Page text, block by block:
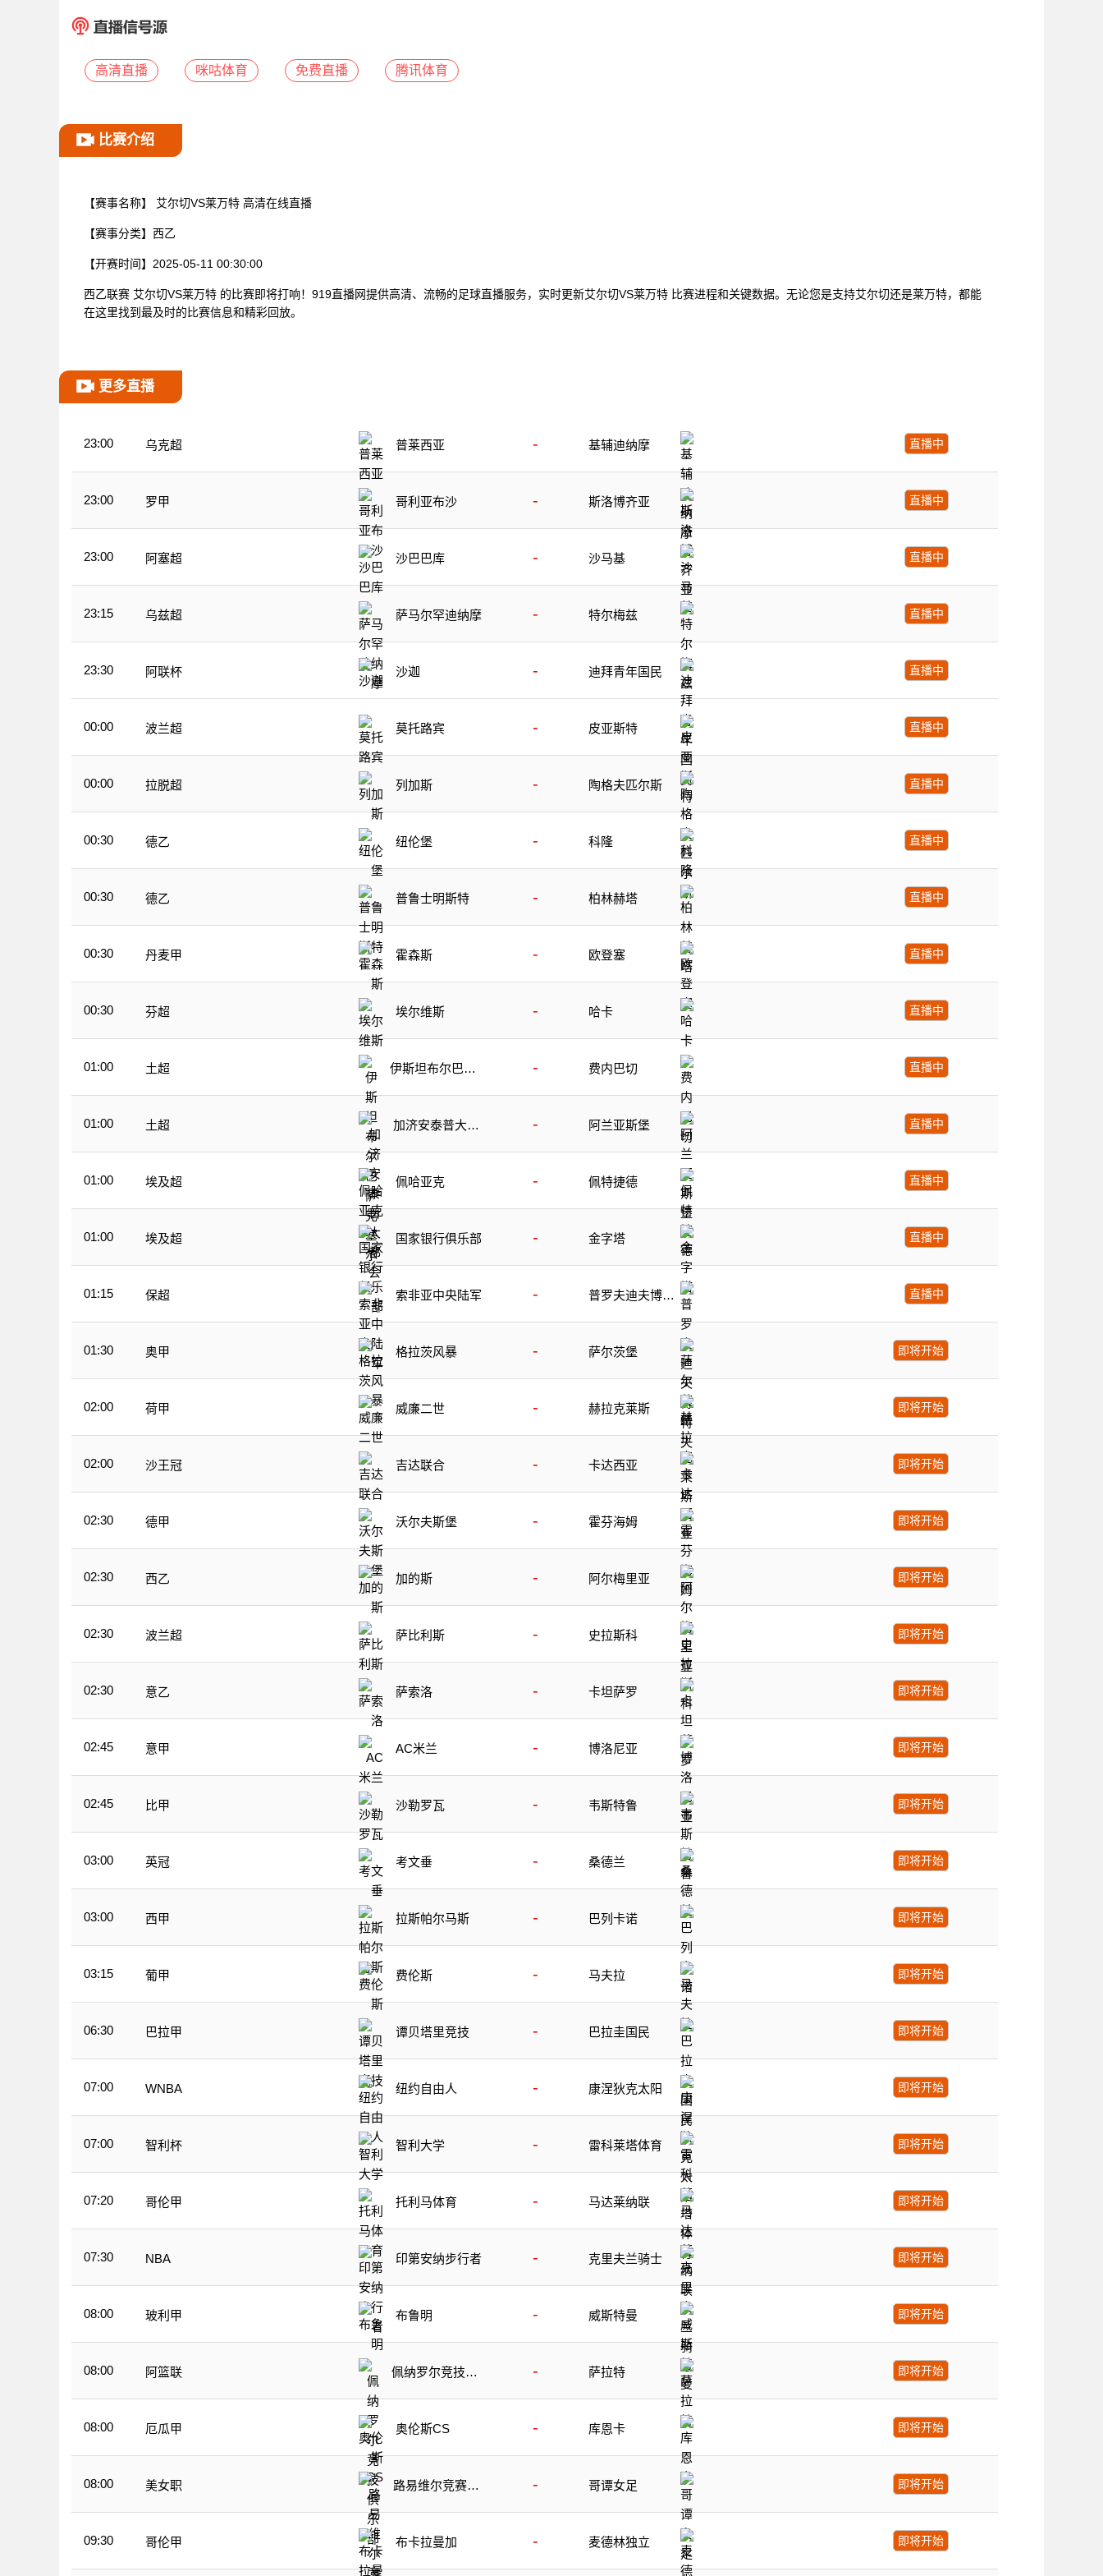
高清直播 咪咕体育 免费直播 腾讯体育
比赛介绍
【赛事名称】 艾尔切VS莱万特 高清在线直播
【赛事分类】 西乙
【开赛时间】 2025-05-11 00:30:00
西乙联赛 艾尔切VS莱万特 的比赛即将打响！919直播网提供高清、流畅的足球直播服务，实时更新艾尔切VS莱万特 比赛进程和关键数据。无论您是支持艾尔切还是莱万特，都能
在这里找到最及时的比赛信息和精彩回放。
更多直播
23:00 乌克超 普莱西亚 - 基辅迪纳摩 直播中
23:00 罗甲 哥利亚布沙 - 斯洛博齐亚 直播中
23:00 阿塞超 沙巴巴库 - 沙马基 直播中
23:15 乌兹超 萨马尔罕迪纳摩 - 特尔梅兹 直播中
23:30 阿联杯 沙迦 - 迪拜青年国民 直播中
00:00 波兰超 莫托路宾 - 皮亚斯特 直播中
00:00 拉脱超 列加斯 - 陶格夫匹尔斯 直播中
00:30 德乙 纽伦堡 - 科隆 直播中
00:30 德乙 普鲁士明斯特 - 柏林赫塔 直播中
00:30 丹麦甲 霍森斯 - 欧登塞 直播中
00:30 芬超 埃尔维斯 - 哈卡 直播中
01:00 土超
伊斯坦布尔巴萨
- 费内巴切 直播中
01:00 土超
加济安泰普大都
- 阿兰亚斯堡 直播中
01:00 埃及超 佩哈亚克 - 佩特捷德 直播中
01:00 埃及超 国家银行俱乐部 - 金字塔 直播中
01:15 保超 索非亚中央陆军 -
普罗夫迪夫博特
直播中
01:30 奥甲 格拉茨风暴 - 萨尔茨堡 即将开始
02:00 荷甲 威廉二世 - 赫拉克莱斯 即将开始
02:00 沙王冠 吉达联合 - 卡达西亚 即将开始
02:30 德甲 沃尔夫斯堡 - 霍芬海姆 即将开始
02:30 西乙 加的斯 - 阿尔梅里亚 即将开始
02:30 波兰超 萨比利斯 - 史拉斯科 即将开始
02:30 意乙 萨索洛 - 卡坦萨罗 即将开始
02:45 意甲 AC米兰 - 博洛尼亚 即将开始
02:45 比甲 沙勒罗瓦 - 韦斯特鲁 即将开始
03:00 英冠 考文垂 - 桑德兰 即将开始
03:00 西甲 拉斯帕尔马斯 - 巴列卡诺 即将开始
03:15 葡甲 费伦斯 - 马夫拉 即将开始
06:30 巴拉甲 谭贝塔里竞技 - 巴拉圭国民 即将开始
07:00 WNBA 纽约自由人 - 康涅狄克太阳 即将开始
07:00 智利杯 智利大学 - 雷科莱塔体育 即将开始
07:20 哥伦甲 托利马体育 - 马达莱纳联 即将开始
07:30 NBA 印第安纳步行者 - 克里夫兰骑士 即将开始
08:00 玻利甲 布鲁明 - 威斯特曼 即将开始
08:00 阿篮联
佩纳罗尔竞技俱
- 萨拉特 即将开始
08:00 厄瓜甲 奥伦斯CS - 库恩卡 即将开始
08:00 美女职
路易维尔竞赛女
- 哥谭女足 即将开始
09:30 哥伦甲 布卡拉曼加 - 麦德林独立 即将开始